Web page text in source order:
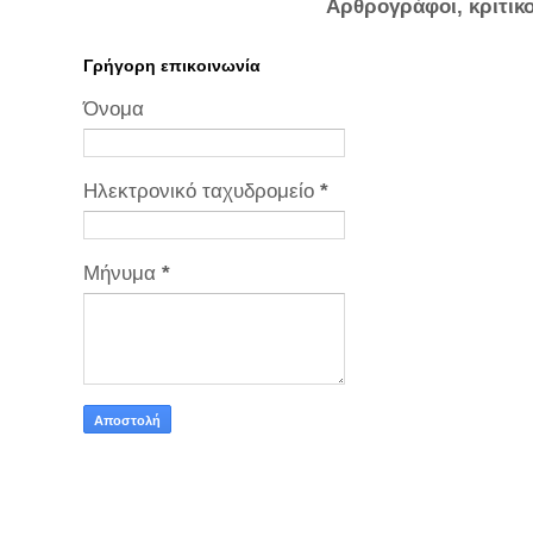
Αρθρογράφοι,
Γρήγορη επικοινωνία
Όνομα
Ηλεκτρονικό ταχυδρομείο *
Μήνυμα *